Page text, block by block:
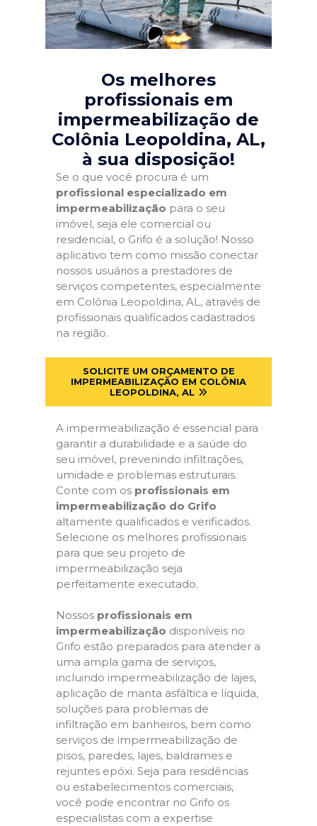
Os melhores
profissionais em
impermeabilização de
Colônia Leopoldina, AL,
à sua disposição!
Se o que você procura é um
profissional especializado em
impermeabilização para o seu
imóvel, seja ele comercial ou
residencial, o Grifo é a solução! Nosso
aplicativo tem como missão conectar
nossos usuários a prestadores de
serviços competentes, especialmente
em Colônia Leopoldina, AL, através de
profissionais qualificados cadastrados
na região.
SOLICITE UM ORÇAMENTO DE
IMPERMEABILIZAÇÃO EM COLÔNIA
LEOPOLDINA, AL
A impermeabilização é essencial para
garantir a durabilidade e a saúde do
seu imóvel, prevenindo infiltrações,
umidade e problemas estruturais.
Conte com os profissionais em
impermeabilização do Grifo
altamente qualificados e verificados.
Selecione os melhores profissionais
para que seu projeto de
impermeabilização seja
perfeitamente executado.
Nossos profissionais em
impermeabilização disponíveis no
Grifo estão preparados para atender a
uma ampla gama de serviços,
incluindo impermeabilização de lajes,
aplicação de manta asfáltica e líquida,
soluções para problemas de
infiltração em banheiros, bem como
serviços de impermeabilização de
pisos, paredes, lajes, baldrames e
rejuntes epóxi. Seja para residências
ou estabelecimentos comerciais,
você pode encontrar no Grifo os
especialistas com a expertise